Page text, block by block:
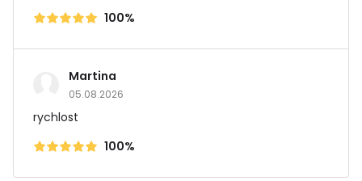
100%
Martina
05.08.2026
rychlost
100%